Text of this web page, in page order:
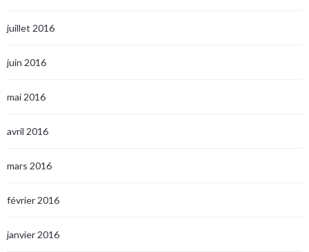
juillet 2016
juin 2016
mai 2016
avril 2016
mars 2016
février 2016
janvier 2016